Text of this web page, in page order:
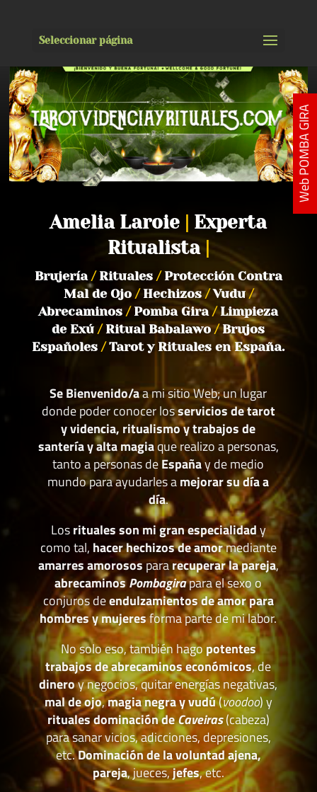
Seleccionar página
Amelia Laroie
Experta
Ritualista
Brujería /Rituales /Protección Contra
Mal de Ojo /Hechizos/Vudu/
Abrecaminos/Pomba Gira/Limpieza
de Exú/Ritual Babalawo/Brujos
Españoles/Tarot y Rituales en España.
Se Bienvenido/aa mi sitio Web; un lugar
donde poder conocer losservicios de tarot
y videncia, ritualismo y trabajos de
santería y alta magiaque realizo a personas,
tanto a personas deEspañay de medio
mundo para ayudarles amejorar su día a
día.
Losrituales son mi gran especialidady
como tal, hacer hechizos de amormediante
amarres amorosospararecuperar la pareja,
abrecaminosPombagirapara el sexo o
conjuros deendulzamientos de amor para
hombres y mujeresforma parte de mi labor.
No solo eso, también hagopotentes
trabajos de abrecaminos económicos, de
dineroy negocios, quitar energías negativas,
mal de ojo,magia negra y vudú(voodoo) y
rituales dominación deCaveiras(cabeza)
para sanar vicios, adicciones, depresiones,
etc.Dominación de la voluntad ajena,
pareja, jueces,jefes, etc.
Web POMBA GIRA